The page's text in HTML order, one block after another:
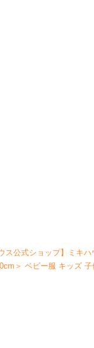
ス公式ショップ】ミキ
＞ ベビー服 キッズ